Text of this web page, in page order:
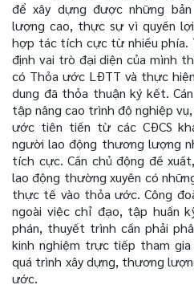
để xây dựng được những
lượng cao, thực sự vì quyền
hợp tác tích cực từ nhiều phía.
định vai trò đại diện của mình
có Thỏa ước LĐTT và thực
dung đã thỏa thuận ký kết.
tập nâng cao trình độ nghiệp
ước tiên tiến từ các CĐCS
người lao động thương lượng
tích cực. Cần chủ động đề
lao động thường xuyên có
thực tế vào thỏa ước. Công
ngoài việc chỉ đạo, tập huấn
phán, thuyết trình cần phải
kinh nghiệm trực tiếp tham
quá trình xây dựng, thương
ước.